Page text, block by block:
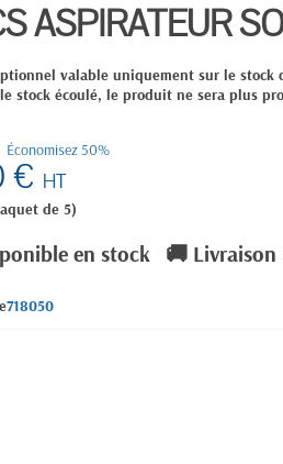
ASPIRATEUR
valable uniquement sur le stock
stock écoulé, le produit ne sera plus
Économisez 50%
€ HT
de 5)
en stock 🚚 Livraison
718050